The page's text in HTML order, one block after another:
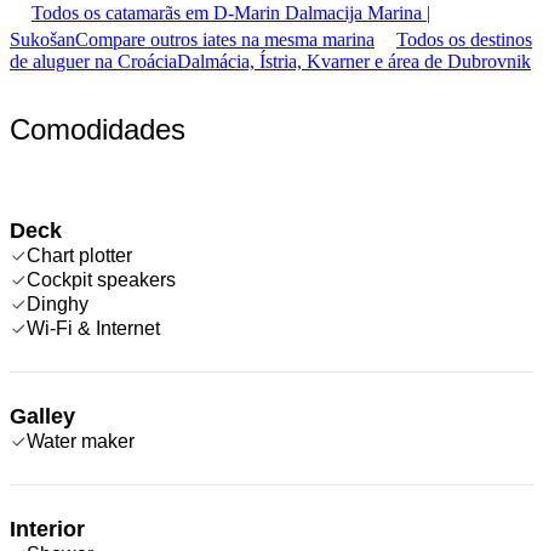
Todos os catamarãs em D-Marin Dalmacija Marina |
SukošanCompare outros iates na mesma marina
Todos os destinos
de aluguer na CroáciaDalmácia, Ístria, Kvarner e área de Dubrovnik
Comodidades
Deck
Chart plotter
Cockpit speakers
Dinghy
Wi-Fi & Internet
Galley
Water maker
Interior